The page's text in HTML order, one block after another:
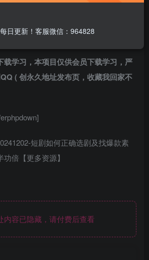
中，选择合适的剧本是至关重要的一
指南，帮助你选择适合推广的短剧，
户参与度。
载学习，本项目仅供会员下载学习，严
( 创永久地址发布页，收藏我回家不
短剧如何正确选剧及找爆款素
倍【更多资源】
容已隐藏，请付费后查看
日更新！客服微信：964828